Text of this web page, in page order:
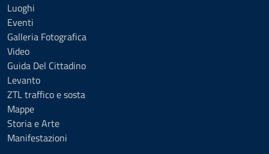
Luoghi
Eventi
Galleria Fotografica
Video
Guida Del Cittadino
Levanto
ZTL traffico e sosta
Mappe
Storia e Arte
Manifestazioni